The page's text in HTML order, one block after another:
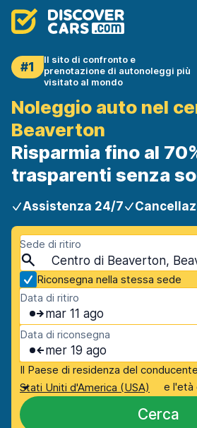
#1
Il sito di confronto e
prenotazione di autonoleggi più
visitato al mondo
Noleggio auto nel
Beaverton
Risparmia fino al
trasparenti senza
Assistenza 24/7
Sede di ritiro
Riconsegna nella stessa sede
Data di ritiro
mar 11 ago
Data di riconsegna
mer 19 ago
Il Paese di residenza del
Stati Uniti d'America (USA)
e l'età
Cerca